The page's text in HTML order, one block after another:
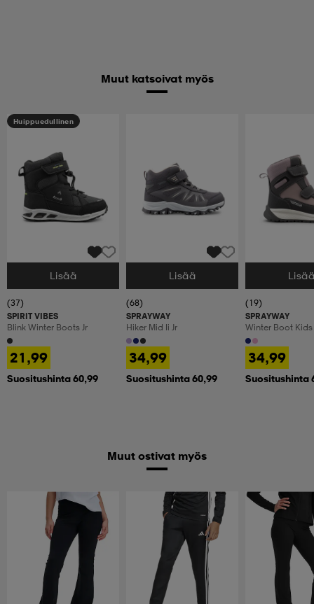
Muut katsoivat myös
Huippuedullinen
Valitse Koko
Lisää
(37)
SPIRIT VIBES
Blink Winter Boots Jr
21,99
Suositushinta 60,99
Valitse Koko
Lisää
(68)
SPRAYWAY
Hiker Mid Ii Jr
34,99
Suositushinta 60,99
Valitse Koko
(19)
SPRAYWAY
Winter Boot Kids
34,99
Suositushinta
Muut ostivat myös